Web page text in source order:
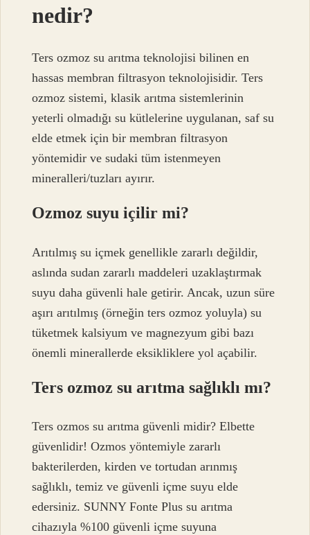
nedir?
Ters ozmoz su arıtma teknolojisi bilinen en
hassas membran filtrasyon teknolojisidir. Ters
ozmoz sistemi, klasik arıtma sistemlerinin
yeterli olmadığı su kütlelerine uygulanan, saf su
elde etmek için bir membran filtrasyon
yöntemidir ve sudaki tüm istenmeyen
mineralleri/tuzları ayırır.
Ozmoz suyu içilir mi?
Arıtılmış su içmek genellikle zararlı değildir,
aslında sudan zararlı maddeleri uzaklaştırmak
suyu daha güvenli hale getirir. Ancak, uzun süre
aşırı arıtılmış (örneğin ters ozmoz yoluyla) su
tüketmek kalsiyum ve magnezyum gibi bazı
önemli minerallerde eksikliklere yol açabilir.
Ters ozmoz su arıtma sağlıklı mı?
Ters ozmos su arıtma güvenli midir? Elbette
güvenlidir! Ozmos yöntemiyle zararlı
bakterilerden, kirden ve tortudan arınmış
sağlıklı, temiz ve güvenli içme suyu elde
edersiniz. SUNNY Fonte Plus su arıtma
cihazıyla %100 güvenli içme suyuna